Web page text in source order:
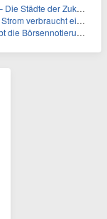
Zukunft sind grün-blau
ein Aufzug im Gebäude
Frankfurter Wertpapierbörse bekannt